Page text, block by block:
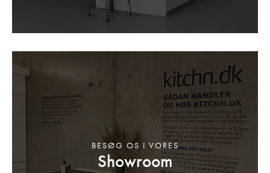
Showroom
BESØG OS I VORES